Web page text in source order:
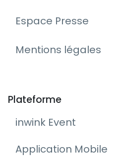
Espace Presse
Mentions légales
Plateforme
inwink Event
Application Mobile